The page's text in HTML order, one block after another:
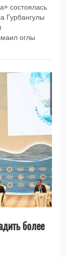
состоялась
Гурбангулы
оглы
более